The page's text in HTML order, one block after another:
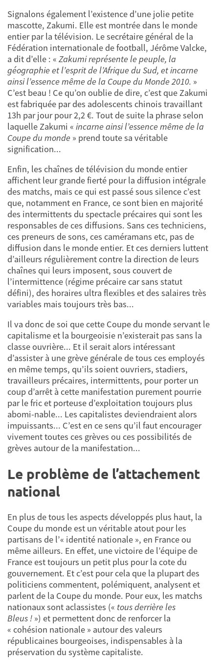
Signalons également l’existence d’une jolie petite
mascotte, Zakumi. Elle est montrée dans le monde
entier par la télévision. Le secrétaire général de la
Fédération internationale de football, Jérôme Valcke,
a dit d’elle : « Zakumi représente le peuple, la
géographie et l’esprit de l’Afrique du Sud, et incarne
ainsi l’essence même de la Coupe du Monde 2010. »
C’est beau ! Ce qu’on oublie de dire, c’est que Zakumi
est fabriquée par des adolescents chinois travaillant
13h par jour pour 2,2 €. Tout de suite la phrase selon
laquelle Zakumi « incarne ainsi l’essence même de la
Coupe du monde » prend toute sa véritable
signification...
Enfin, les chaînes de télévision du monde entier
affichent leur grande fierté pour la diffusion intégrale
des matchs, mais ce qui est passé sous silence c’est
que, notamment en France, ce sont bien en majorité
des intermittents du spectacle précaires qui sont les
responsables de ces diffusions. Sans ces techniciens,
ces preneurs de sons, ces caméramans etc, pas de
diffusion dans le monde entier. Et ces derniers luttent
d’ailleurs régulièrement contre la direction de leurs
chaînes qui leurs imposent, sous couvert de
l’intermittence (régime précaire car sans statut
défini), des horaires ultra flexibles et des salaires très
variables mais toujours très bas...
Il va donc de soi que cette Coupe du monde servant le
capitalisme et la bourgeoisie n’existerait pas sans la
classe ouvrière... Et il serait alors intéressant
d’assister à une grève générale de tous ces employés
en même temps, qu’ils soient ouvriers, stadiers,
travailleurs précaires, intermittents, pour porter un
coup d’arrêt à cette manifestation purement pourrie
par le fric et porteuse d’exploitation toujours plus
abomi-nable... Les capitalistes deviendraient alors
impuissants... C’est en ce sens qu’il faut encourager
vivement toutes ces grèves ou ces possibilités de
grèves autour de la manifestation...
Le problème de l’attachement
national
En plus de tous les aspects développés plus haut, la
Coupe du monde est un véritable atout pour les
partisans de l’« identité nationale », en France ou
même ailleurs. En effet, une victoire de l’équipe de
France est toujours un petit plus pour la cote du
gouvernement. Et c’est pour cela que la plupart des
politiciens commentent, polémiquent, analysent et
parlent de la Coupe du monde. Pour eux, les matchs
nationaux sont aclassistes (« tous derrière les
Bleus ! ») et permettent donc de renforcer la
« cohésion nationale » autour des valeurs
républicaines bourgeoises, indispensables à la
préservation du système capitaliste.